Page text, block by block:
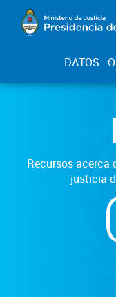
DATOS
Recursos acerca
justicia